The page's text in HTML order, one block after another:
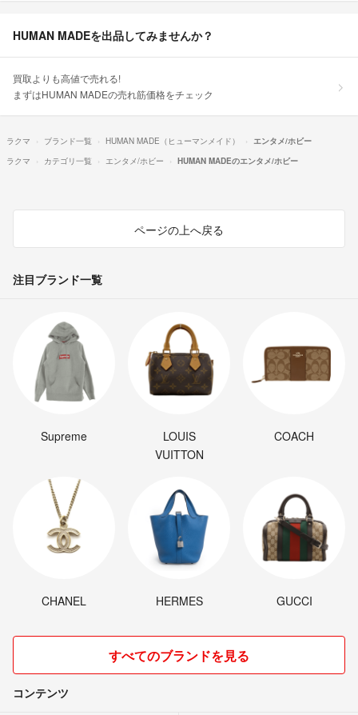
HUMAN MADEを出品してみませんか？
買取よりも高値で売れる!
まずはHUMAN MADEの売れ筋価格をチェック
ラクマ ブランド一覧 HUMAN MADE（ヒューマンメイド）
エンタメ/ホビー
ラクマ
カテゴリ一覧 エンタメ/ホビー HUMAN MADEのエンタメ/ホビー
ページの上へ戻る
注目ブランド一覧
Supreme
LOUIS
VUITTON
COACH
CHANEL HERMES GUCCI
すべてのブランドを見る
コンテンツ